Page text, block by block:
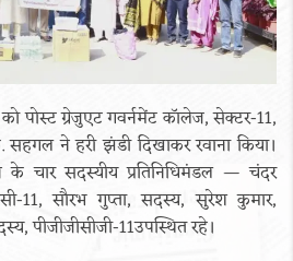
को पोस्ट ग्रेजुएट गवर्नमेंट कॉलेज, सेक्टर-11,
ने हरी झंडी दिखाकर रवाना किया।
चार सदस्यीय प्रतिनिधिमंडल — चंदर
11, सौरभ गुप्ता, सदस्य, सुरेश कुमार,
पीजीजीसीजी-11उपस्थित रहे।